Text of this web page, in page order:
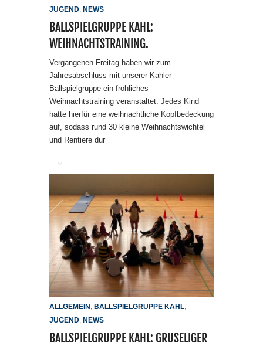
JUGEND NEWS
BALLSPIELGRUPPE KAHL:
WEIHNACHTSTRAINING.
Vergangenen Freitag haben wir zum
Jahresabschluss mit unserer Kahler
Ballspielgruppe ein fröhliches
Weihnachtstraining veranstaltet. Jedes Kind
hatte hierfür eine weihnachtliche Kopfbedeckung
auf, sodass rund 30 kleine Weihnachtswichtel
und Rentiere dur
ALLGEMEIN, BALLSPIELGRUPPE KAHL,
JUGEND, NEWS
BALLSPIELGRUPPE KAHL: GRUSELIGER